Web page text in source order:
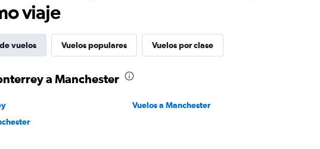
viaje
vuelos Vuelos populares Vuelos por clase
a Manchester
Vuelos a Manchester